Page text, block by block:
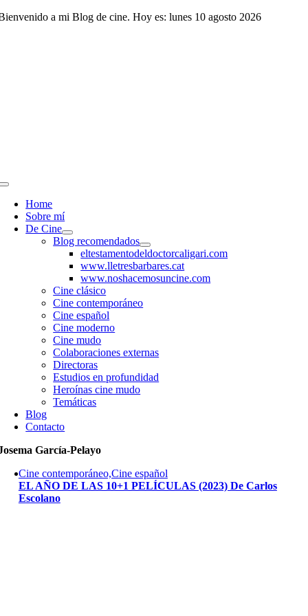
Saltar
a mi Blog de cine. Hoy es: lunes 10 agosto 2026
Toggle
NavigationHome
Sobre mí
De Cine
Blog recomendados
eltestamentodeldoctorcaligari.com
www.lletresbarbares.cat
www.noshacemosuncine.com
Cine clásico
Cine contemporáneo
Cine español
Cine moderno
Cine mudo
Colaboraciones externas
Directoras
Estudios en profundidad
Heroínas cine mudo
Temáticas
Blog
Contacto
García-Pelayo
Cine contemporáneo,Cine español
EL AÑO DE LAS 10+1 PELÍCULAS (2023) De Carlos
Escolano